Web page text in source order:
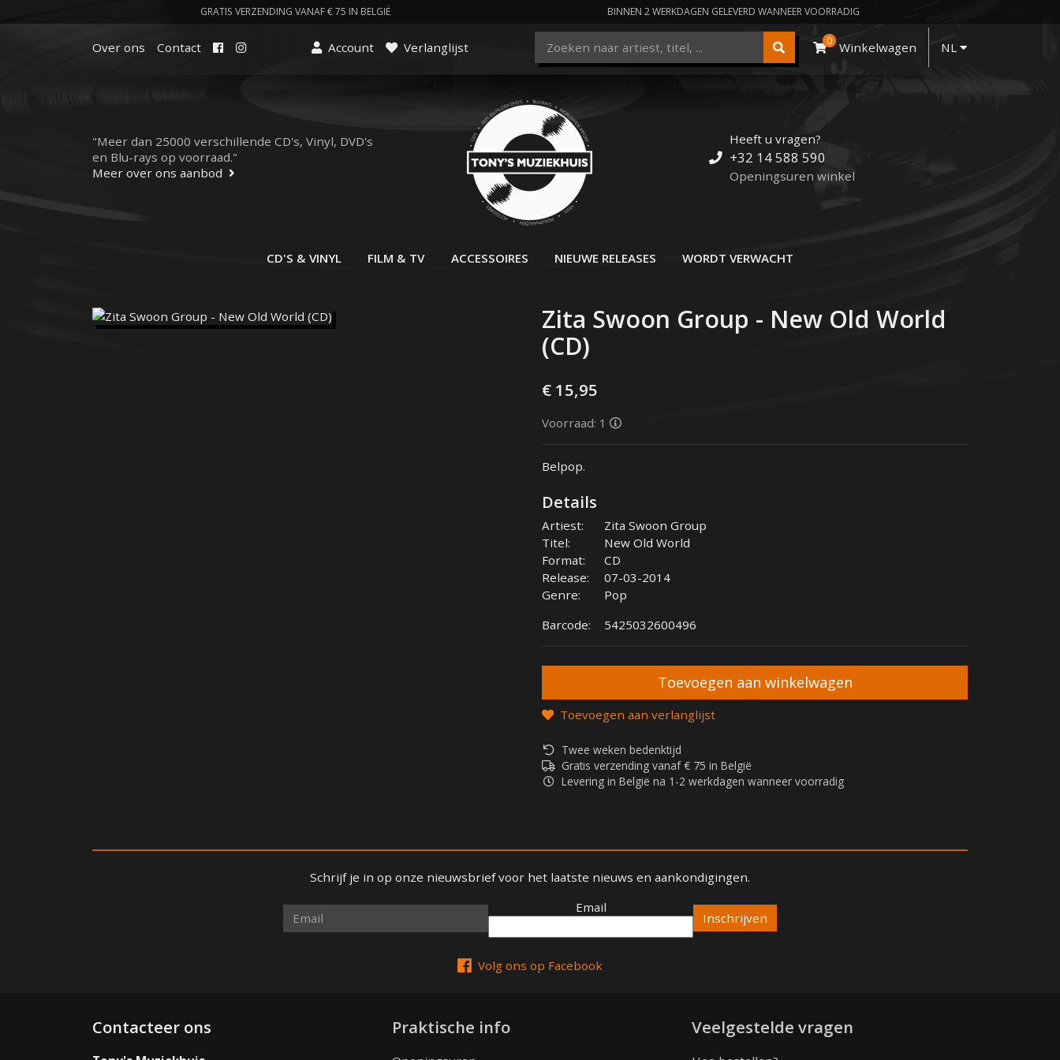
GRATIS VERZENDING VANAF € 75 IN BELGIË BINNEN 2 WERKDAGEN GELEVERD WANNEER VOORRADIG
Over ons Contact FacebookInstagram Account Verlanglijst 0 Winkelwagen NL
"Meer dan 25000 verschillende CD's, Vinyl, DVD's
en Blu-rays op voorraad."
Meer over ons aanbod
Heeft u vragen?
+32 14 588 590
Openingsuren winkel
CD'S & VINYL FILM & TV ACCESSOIRES NIEUWE RELEASES WORDT VERWACHT
Zita Swoon Group - New Old World
(CD)
€ 15,95
Voorraad: 1
Belpop.
Details
Artiest:
Zita Swoon Group
Titel:
New Old World
Format:
CD
Release:
07-03-2014
Genre:
Pop
Barcode:
5425032600496
Toevoegen aan verlanglijst
Twee weken bedenktijd
Gratis verzending vanaf € 75 in België
Levering in België na 1-2 werkdagen wanneer voorradig
Schrijf je in op onze nieuwsbrief voor het laatste nieuws en aankondigingen.
Email
Email
Volg ons op Facebook
Contacteer ons Praktische info Veelgestelde vragen